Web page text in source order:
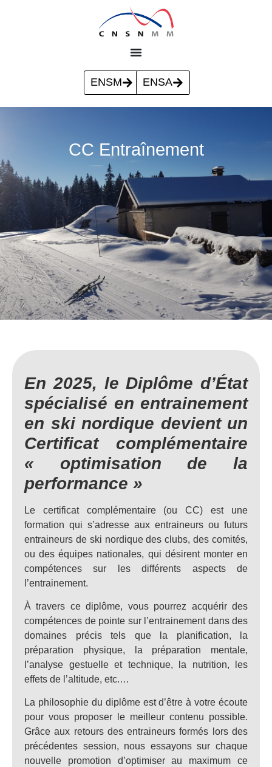
ENSM ENSA
CC Entraînement
En 2025, le Diplôme d’État
spécialisé en entrainement
en ski nordique devient un
Certificat complémentaire
« optimisation de la
performance »
Le certificat complémentaire (ou CC) est une
formation qui s’adresse aux entraineurs ou futurs
entraineurs de ski nordique des clubs, des comités,
ou des équipes nationales, qui désirent monter en
compétences sur les différents aspects de
l’entrainement.
À travers ce diplôme, vous pourrez acquérir des
compétences de pointe sur l’entrainement dans des
domaines précis tels que la planification, la
préparation physique, la préparation mentale,
l’analyse gestuelle et technique, la nutrition, les
effets de l’altitude, etc.…
La philosophie du diplôme est d’être à votre écoute
pour vous proposer le meilleur contenu possible.
Grâce aux retours des entraineurs formés lors des
précédentes session, nous essayons sur chaque
nouvelle promotion d’optimiser au maximum ce